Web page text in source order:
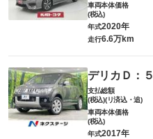
車両本体価格
(税込)
年式2020年
走行6.6万km
デリカＤ：５
支払総額
(税込)(リ済込・追)
車両本体価格
(税込)
年式2017年